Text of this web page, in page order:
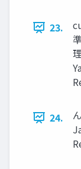
23.
24.